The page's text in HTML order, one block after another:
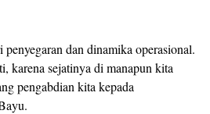
dan dinamika operasional.
karena sejatinya di manapun kita
pengabdian kita kepada